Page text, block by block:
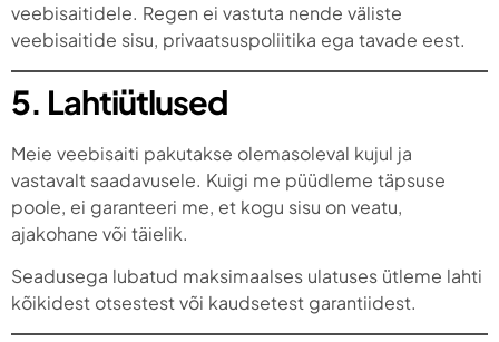
veebisaitidele. Regen ei vastuta nende väliste
veebisaitide sisu, privaatsuspoliitika ega tavade eest.
5. Lahtiütlused
Meie veebisaiti pakutakse olemasoleval kujul ja
vastavalt saadavusele. Kuigi me püüdleme täpsuse
poole, ei garanteeri me, et kogu sisu on veatu,
ajakohane või täielik.
Seadusega lubatud maksimaalses ulatuses ütleme lahti
kõikidest otsestest või kaudsetest garantiidest.